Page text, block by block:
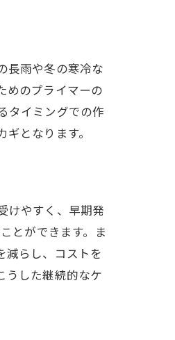
長雨や冬の寒冷な
めのプライマーの
タイミングでの作
となります。
けやすく、早期発
とができます。ま
減らし、コストを
うした継続的なケ